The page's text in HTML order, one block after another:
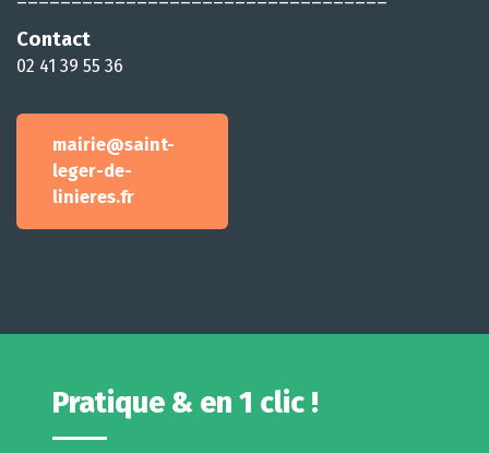
Contact
02 41 39 55 36
mairie@saint-
leger-de-
linieres.fr
Pratique & en 1 clic !